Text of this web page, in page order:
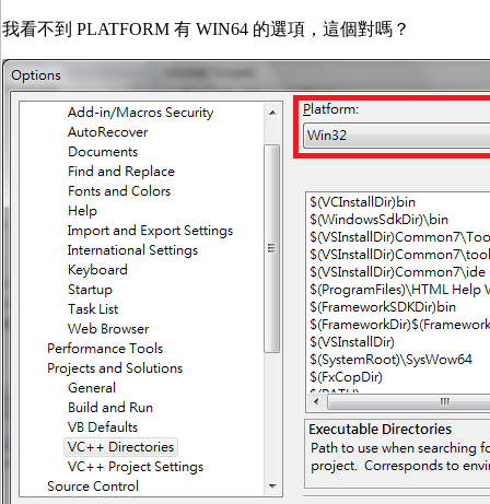
我看不到 PLATFORM 有 WIN64 的選項，這個對嗎？